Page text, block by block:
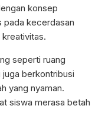
konsep
pada kecerdasan
seperti ruang
juga berkontribusi
yang nyaman.
siswa merasa betah